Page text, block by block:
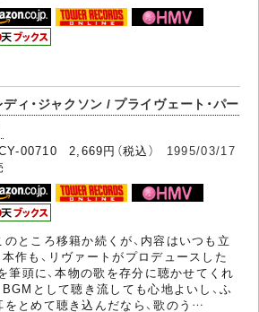
ディ・ジャクソン / プライヴェート・パー
00710 2,669円（税込） 1995/03/17
のところ移籍か続くが、内容はいつも立
本作も、リヴァートがプロデュースした
筆頭に、本物の歌を存分に聴かせてくれ
BGMとして聴き流しても心地よいし、ふ
をとめて聴き込んだなら、歌のう…